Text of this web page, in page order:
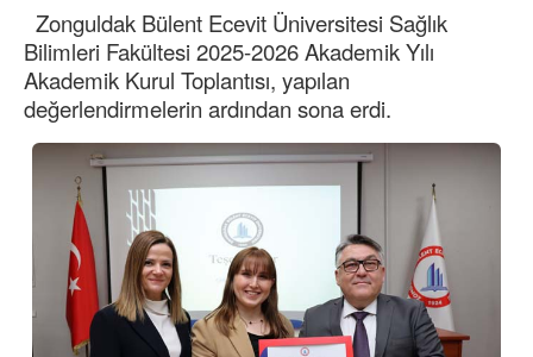
Zonguldak Bülent Ecevit Üniversitesi Sağlık
Bilimleri Fakültesi 2025-2026 Akademik Yılı
Akademik Kurul Toplantısı, yapılan
değerlendirmelerin ardından sona erdi.